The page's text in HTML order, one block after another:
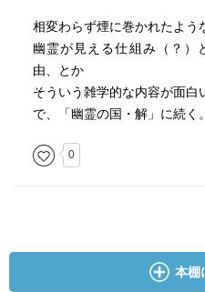
相変わらず煙に巻かれたよう
幽霊が見える仕組み（？）
由、とか
そういう雑学的な内容が面白
で、「幽霊の国・解」に続く。
0
本棚